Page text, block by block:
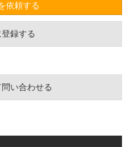
依頼する
録する
い合わせる